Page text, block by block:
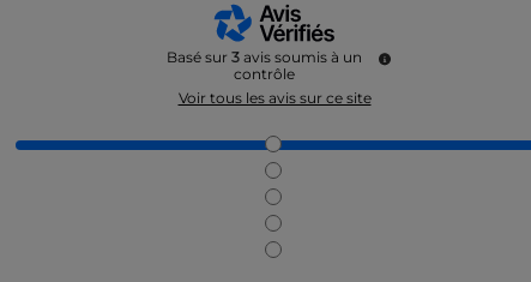
Basé sur 3 avis soumis à un
contrôle
Voir tous les avis sur ce site